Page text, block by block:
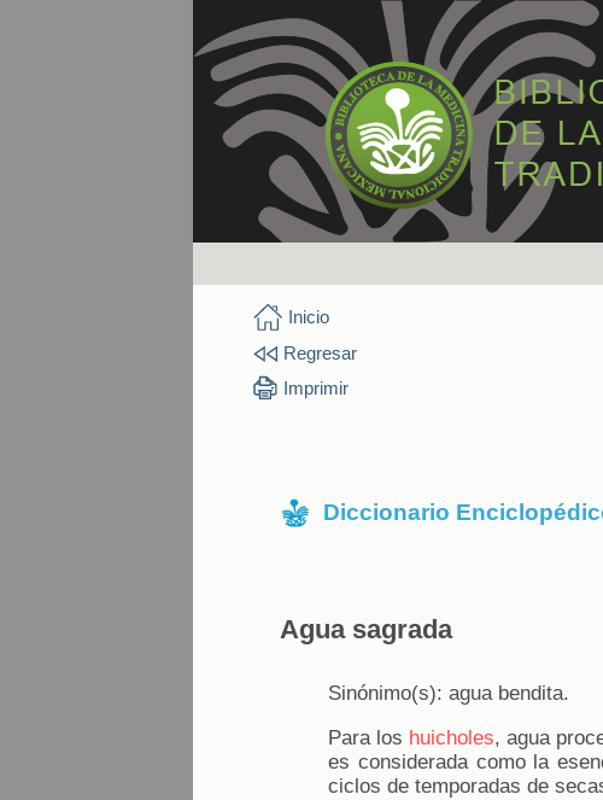
Inicio
Regresar
Imprimir
Diccionario
Agua sagrada
Sinónimo(s): agua bendita.
Para los huicholes, agua
es considerada como la
ciclos de temporadas de